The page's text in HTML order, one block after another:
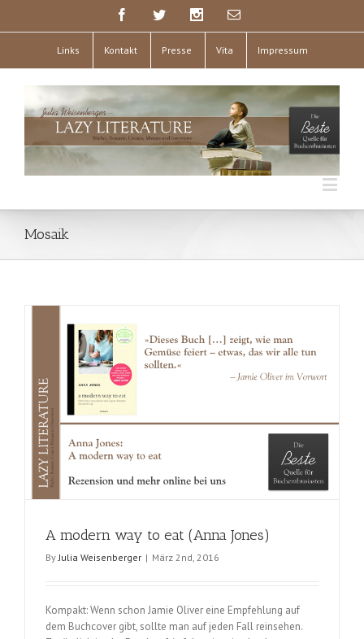
Links Kontakt Presse Vita Impressum
Mosaik
A modern way to eat (Anna Jones)
By Julia Weisenberger | März 2nd, 2016
Kompakt: Wenn schon Jamie Oliver eine Empfehlung auf
dem Buchcover gibt, sollte man auf jeden Fall reinsehen.